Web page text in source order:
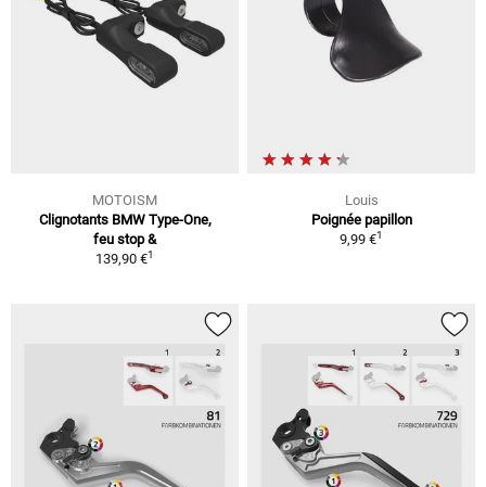
MOTOISM
Clignotants BMW Type-One,
feu stop &
139,90 €1
Louis
Poignée papillon
9,99 €1